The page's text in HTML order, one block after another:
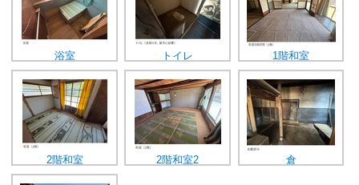
浴室 トイレ 1階和室
2階和室 2階和室2 倉